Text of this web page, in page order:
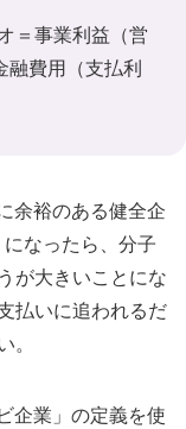
＝事業利益（営
融費用（支払利
余裕のある健全企
なったら、分子
が大きいことにな
払いに追われるだ
。
企業」の定義を使